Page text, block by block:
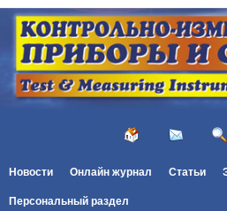
Новости Онлайн журнал Статьи
Персональный раздел